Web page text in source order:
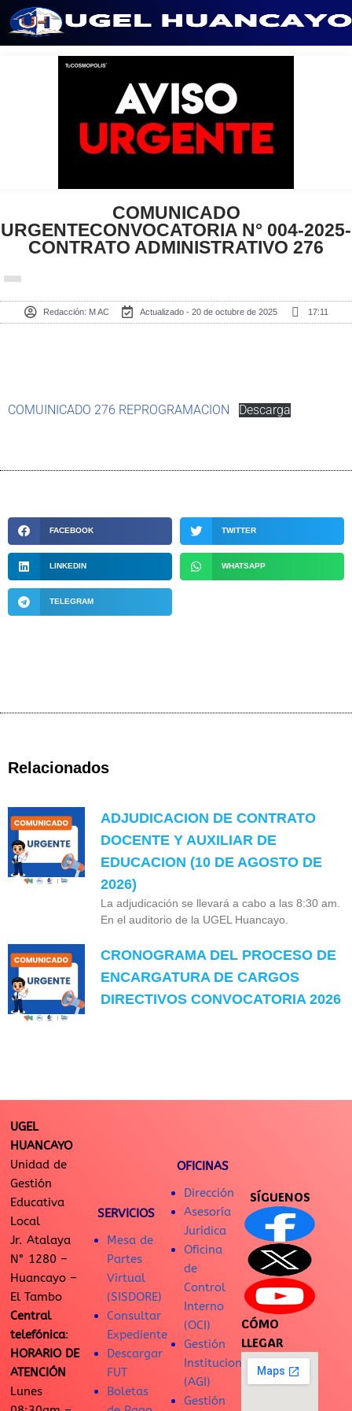
COMUNICADO
URGENTECONVOCATORIA N° 004-2025-
CONTRATO ADMINISTRATIVO 276
Redacción: M AC Actualizado - 20 de octubre de 2025 17:11
COMUINICADO 276 REPROGRAMACION Descarga
FACEBOOK TWITTER
LINKEDIN WHATSAPP
TELEGRAM
Relacionados
ADJUDICACION DE CONTRATO
DOCENTE Y AUXILIAR DE
EDUCACION (10 DE AGOSTO DE
2026)
La adjudicación se llevará a cabo a las 8:30 am.
En el auditorio de la UGEL Huancayo.
CRONOGRAMA DEL PROCESO DE
ENCARGATURA DE CARGOS
DIRECTIVOS CONVOCATORIA 2026
UGEL
HUANCAYO
Unidad de
Gestión
Educativa
Local
Jr. Atalaya
N° 1280 –
Huancayo –
El Tambo
Central
telefónica:
HORARIO DE
ATENCIÓN
Lunes
SERVICIOS
Mesa de
Partes
Virtual
(SISDORE)
Consultar
Expediente
Descargar
FUT
Boletas
OFICINAS
Dirección
Asesoría
Jurídica
Oficina
de
Control
Interno
(OCI)
Gestión
Institucional
(AGI)
Gestión
SÍGUENOS
CÓMO
LLEGAR